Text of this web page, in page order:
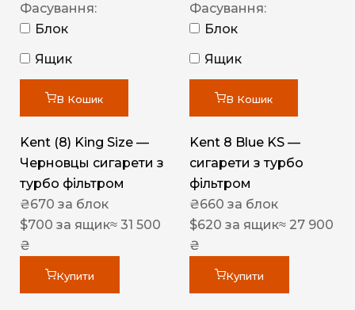
Фасування:
Блок
Ящик
В Кошик
Kent (8) King Size —
Черновцы сигарети з
турбо фільтром
₴670 за блок
$700 за ящик≈ 31 500
₴
Купити
Фасування:
Блок
Ящик
В Кошик
Kent 8 Blue KS —
сигарети з турбо
фільтром
₴660 за блок
$620 за ящик≈ 27 900
₴
Купити